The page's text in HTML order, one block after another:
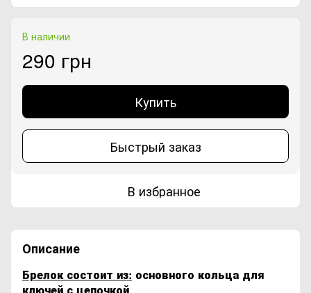
В наличии
290 грн
Купить
Быстрый заказ
В избранное
Описание
Брелок состоит из: основного кольца для